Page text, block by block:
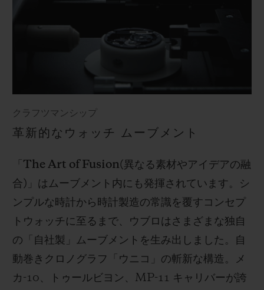
クラフツマンシップ
革新的なウォッチ ムーブメント
The Art of Fusion(異なる素材やアイデアの融
合) 」はムーブメント内にも発揮されています。シ
ンプルな時計から時計製造の常識を覆すコンセプ
トウォッチに至るまで、ウブロはさまざまな独自
の「自社製」ムーブメントを生み出しました。自
動巻きクロノグラフ「ウニコ」の斬新な構造。メ
カ -10 、トゥールビヨン、 MP-11 キャリバーが誇